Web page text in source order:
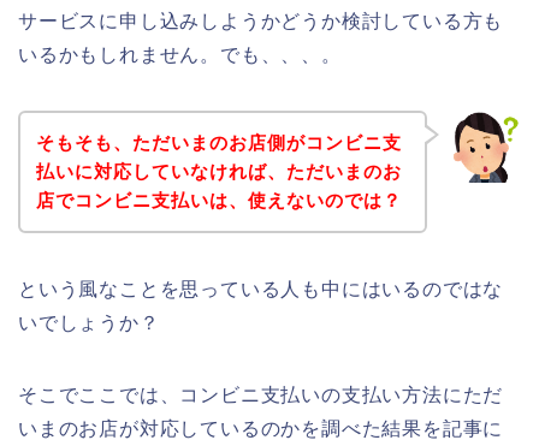
サービスに申し込みしようかどうか検討している方も
いるかもしれません。でも、、、。
そもそも、ただいまのお店側がコンビニ支
払いに対応していなければ、ただいまのお
店でコンビニ支払いは、使えないのでは？
という風なことを思っている人も中にはいるのではな
いでしょうか？
そこでここでは、コンビニ支払いの支払い方法にただ
いまのお店が対応しているのかを調べた結果を記事に